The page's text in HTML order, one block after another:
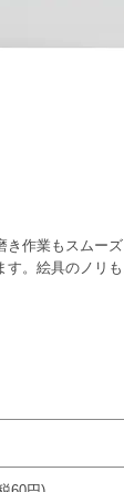
作業もスムー
。絵具のノリ